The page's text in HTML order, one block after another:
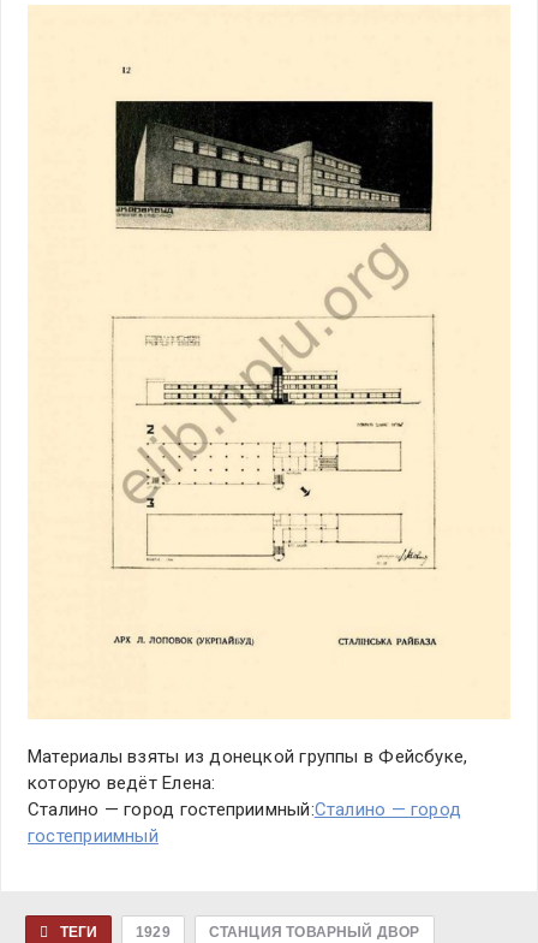
Материалы взяты из донецкой группы в Фейсбуке,
которую ведёт Елена:
Сталино — город гостеприимный:Сталино — город
гостеприимный
ТЕГИ 1929 СТАНЦИЯ ТОВАРНЫЙ ДВОР